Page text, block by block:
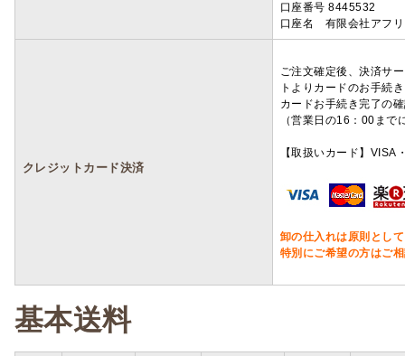
口座番号 8445532
口座名 有限会社アフ
クレジットカード決済
ご注文確定後、決済サ
トよりカードのお手続
カードお手続き完了の
（営業日の16：00ま
【取扱いカード】
卸の仕入れは原則とし
特別にご希望の方はご
基本送料